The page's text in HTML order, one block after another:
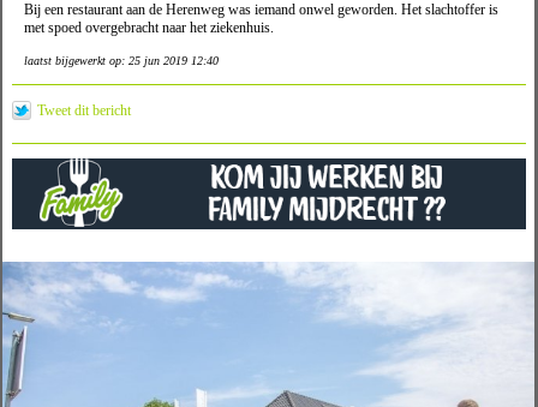
Bij een restaurant aan de Herenweg was iemand onwel geworden. Het slachtoffer is
met spoed overgebracht naar het ziekenhuis.
laatst bijgewerkt op: 25 jun 2019 12:40
Tweet dit bericht